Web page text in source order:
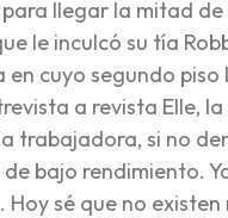
llegar la mitad
le inculcó su tía
cuyo segundo
a revista Elle,
trabajadora, si no
bajo rendimiento.
sé que no